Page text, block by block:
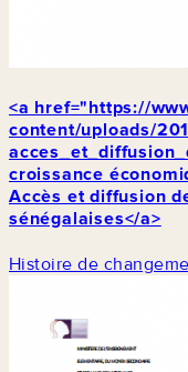
<a href="https://
content/uploads/
croissance
Accès et diffusion
sénégalaises</a>
Histoire de